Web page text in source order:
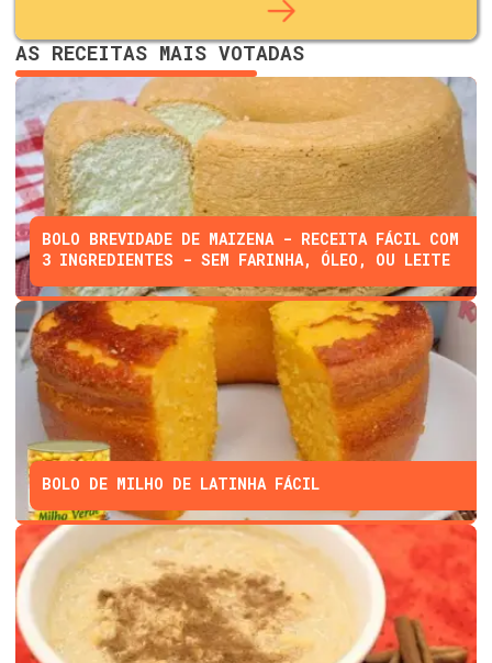
AS RECEITAS MAIS VOTADAS
BOLO BREVIDADE DE MAIZENA - RECEITA FÁCIL COM
3 INGREDIENTES - SEM FARINHA, ÓLEO, OU LEITE
BOLO DE MILHO DE LATINHA FÁCIL